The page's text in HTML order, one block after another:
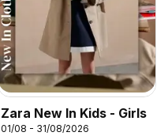
Zara New In Kids - Girls
01/08 - 31/08/2026